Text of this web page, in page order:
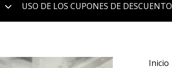
USO DE LOS CUPONES DE DESCUENTO
Inicio